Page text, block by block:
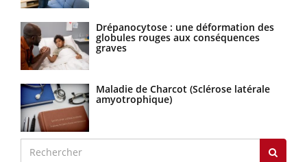
Drépanocytose : une déformation des
globules rouges aux conséquences
graves
Maladie de Charcot (Sclérose latérale
amyotrophique)